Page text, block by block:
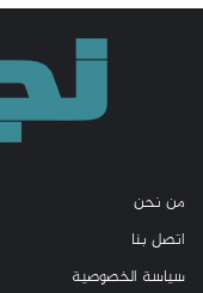
من نحن
اتصل بنا
سياسة الخصوصية